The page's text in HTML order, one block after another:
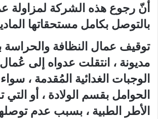
أنّ رجوع هذه الشركة لمز اولة
بالتوصل بكامل مستحقاتها
توقيف عمال النظافة
مديونة ، انتقلت عدواه إلى
الوجبات الغدائية المُقدمة ،
الحوامل بقسم الولادة ، أو التي
الأطر الطبية ، بسبب عدم